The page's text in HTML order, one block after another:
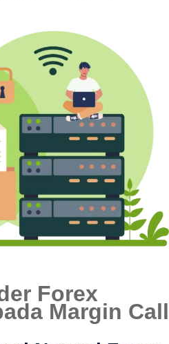
Forex
Margin Call